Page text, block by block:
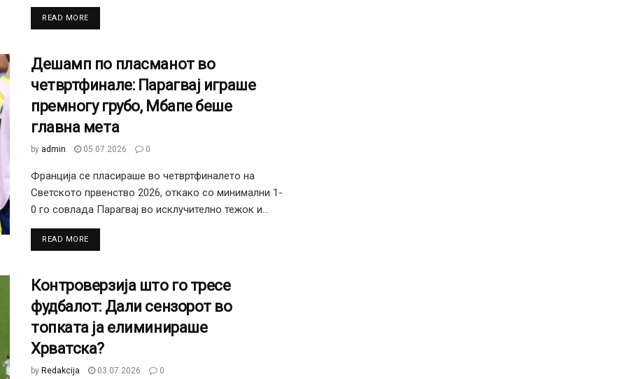
READ MOREDETAILS
Дешамп по пласманот во
четвртфинале: Парагвај играше
премногу грубо, Мбапе беше
главна мета
by admin 05.07.2026 0
Франција се пласираше во четвртфиналето на
Светското првенство 2026, откако со минимални 1-
0 го совлада Парагвај во исклучително тежок и...
READ MOREDETAILS
Контроверзија што го тресе
фудбалот: Дали сензорот во
топката ја елиминираше
Хрватска?
by Redakcija 03.07.2026 0